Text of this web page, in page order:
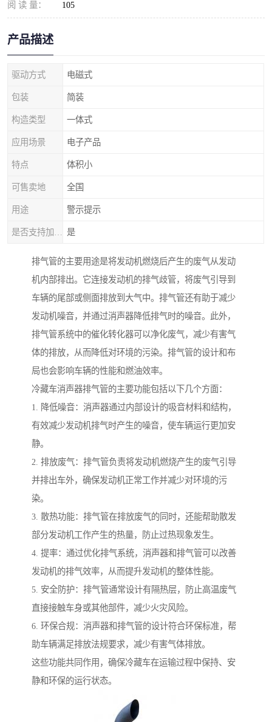
阅 读 量： 105
产品描述
驱动方式 电磁式
包装 简装
构造类型 一体式
应用场景 电子产品
特点 体积小
可售卖地 全国
用途 警示提示
是
排气管的主要用途是将发动机燃烧后产生的废气从发动
机内部排出。它连接发动机的排气歧管，将废气引导到
车辆的尾部或侧面排放到大气中。排气管还有助于减少
发动机噪音，并通过消声器降低排气时的噪音。此外，
排气管系统中的催化转化器可以净化废气，减少有害气
体的排放，从而降低对环境的污染。排气管的设计和布
局也会影响车辆的性能和燃油效率。
冷藏车消声器排气管的主要功能包括以下几个方面：
1. 降低噪音：消声器通过内部设计的吸音材料和结构，
有效减少发动机排气时产生的噪音，使车辆运行更加安
静。
2. 排放废气：排气管负责将发动机燃烧产生的废气引导
并排出车外，确保发动机正常工作并减少对环境的污
染。
3. 散热功能：排气管在排放废气的同时，还能帮助散发
部分发动机工作产生的热量，防止过热现象发生。
4. 提率：通过优化排气系统，消声器和排气管可以改善
发动机的排气效率，从而提升发动机的整体性能。
5. 安全防护：排气管通常设计有隔热层，防止高温废气
直接接触车身或其他部件，减少火灾风险。
6. 环保合规：消声器和排气管的设计符合环保标准，帮
助车辆满足排放法规要求，减少有害气体排放。
这些功能共同作用，确保冷藏车在运输过程中保持、安
静和环保的运行状态。